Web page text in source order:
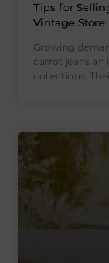
Tips for
Vintage Store
Growing
carrot jeans an
collections.